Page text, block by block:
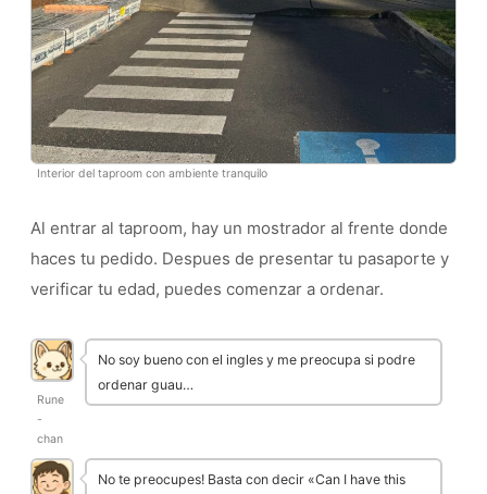
Interior del taproom con ambiente tranquilo
Al entrar al taproom, hay un mostrador al frente donde
haces tu pedido. Despues de presentar tu pasaporte y
verificar tu edad, puedes comenzar a ordenar.
Rune
-
chan
No soy bueno con el ingles y me preocupa si podre
ordenar guau…
No te preocupes! Basta con decir «Can I have this